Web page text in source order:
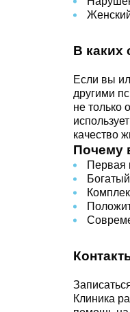
В каких
Если вы
другими
не только
качество
Почему
Первая
Клиника